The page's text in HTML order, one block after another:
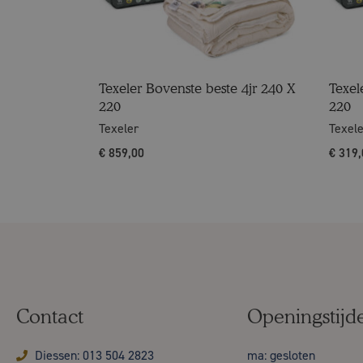
Texeler Bovenste beste 4jr 240 X
220
Texeler
€ 859,00
220
€
Contact
Diessen: 013 504 2823 ma: gesloten